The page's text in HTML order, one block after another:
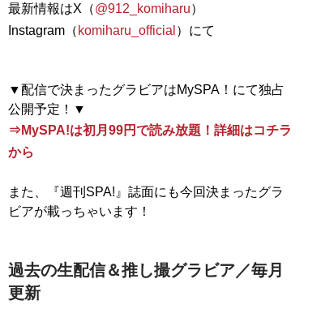
最新情報はX（@912_komiharu）
Instagram（ komiharu_official ）にて
▼配信で決まったグラビアはMySPA！にて独占
⇒MySPA!は初月99円で読み放題！詳細はコチラ
から
また、『週刊SPA!』誌面にも今回決まったグラ
ビアが載っちゃいます！
過去の生配信＆推し撮グラビア／毎月
更新